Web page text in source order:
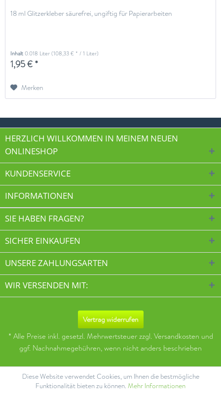
18 ml Glitzerkleber säurefrei, ungiftig für Papierarbeiten
Inhalt0.018 Liter(108,33 € * / 1 Liter)
1,95 € *
Merken
HERZLICH WILLKOMMEN IN MEINEM NEUEN
ONLINESHOP
KUNDENSERVICE
INFORMATIONEN
SIE HABEN FRAGEN?
SICHER EINKAUFEN
UNSERE ZAHLUNGSARTEN
WIR VERSENDEN MIT:
Vertrag widerrufen
* Alle Preise inkl. gesetzl. Mehrwertsteuer zzgl. Versandkosten und
ggf. Nachnahmegebühren, wenn nicht anders beschrieben
Diese Website verwendet Cookies, um Ihnen die bestmögliche
Funktionalität bieten zu können. Mehr Informationen